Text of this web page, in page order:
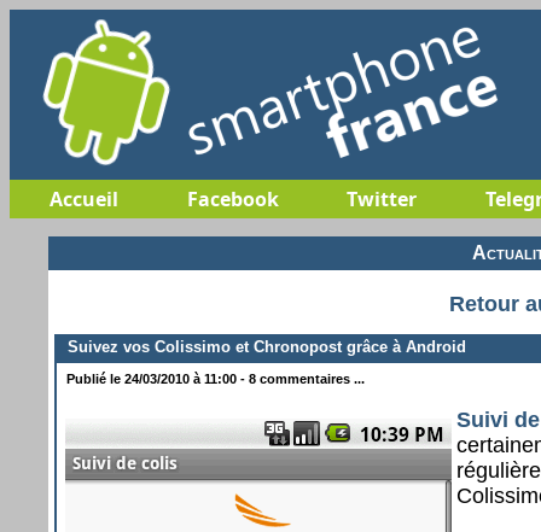
Accueil Facebook Twitter
Retour
Suivez vos Colissimo et Chronopost grâce à Android
Publié le 24/03/2010 à 11:00 - 8 commentaires ...
Suivi